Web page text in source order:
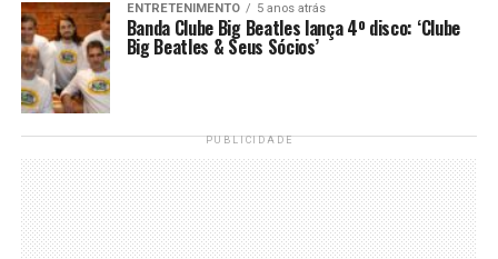
ENTRETENIMENTO 5 anos atrás
Banda Clube Big Beatles lança 4º disco: ‘Clube
Big Beatles & Seus Sócios’
PUBLICIDADE